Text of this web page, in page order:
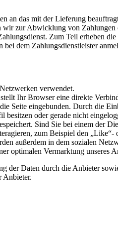
das mit der Lieferung
zur Abwicklung von
Zum Teil erheben
dem Zahlungsdienstleister
verwendet.
Ihr Browser eine direkte
Seite eingebunden. Durch die
besitzen oder gerade nicht
Sind Sie bei einem der
zum Beispiel den
außerdem in dem sozialen
optimalen Vermarktung
der Daten durch die Anbieter
Anbieter.